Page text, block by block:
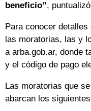
beneficio”, puntualizó
Para conocer
las moratorias, las y
a arba.gob.ar, donde
y el código de pago
Las moratorias que
abarcan los